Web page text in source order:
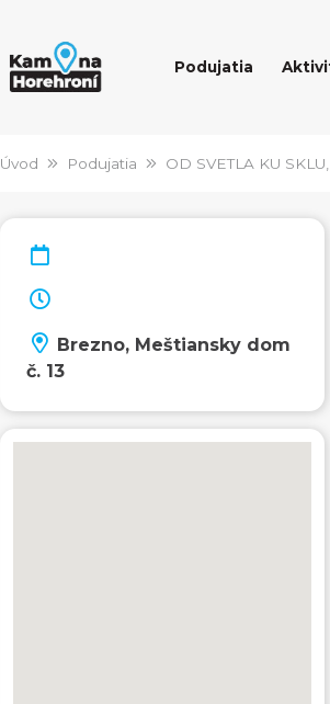
Podujatia
Úvod Podujatia OD SVETLA KU
Brezno, Meštiansky dom
č. 13